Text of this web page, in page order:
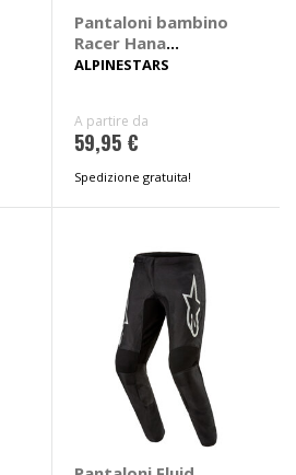
Pantaloni bambino
Racer Hana
bambino
ALPINESTARS
A partire da
59,95 €
Spedizione gratuita!